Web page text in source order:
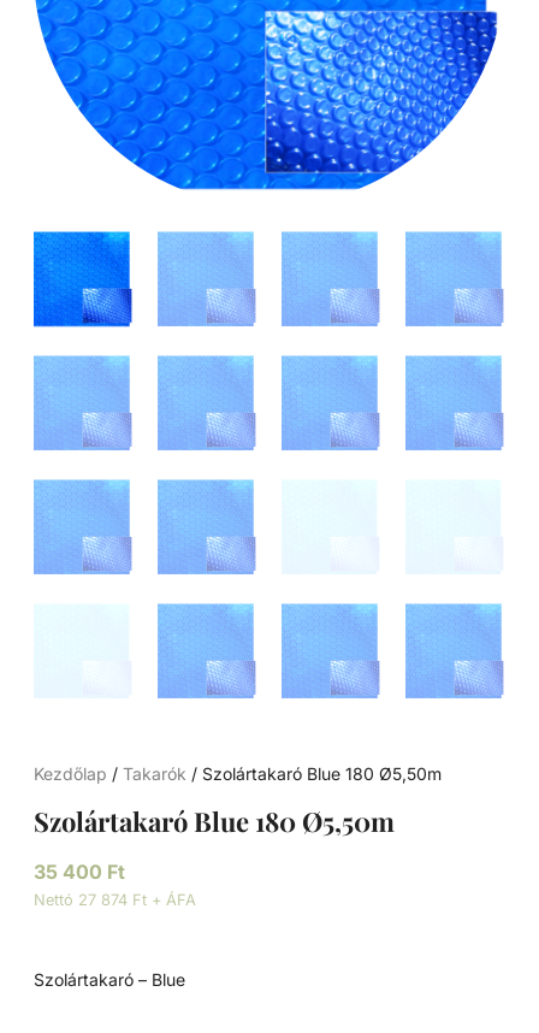
Kezdőlap /Takarók / Szolártakaró Blue 180 Ø5,50m
Szolártakaró Blue 180 Ø5,50m
35 400 Ft
Nettó 27 874 Ft + ÁFA
Szolártakaró – Blue